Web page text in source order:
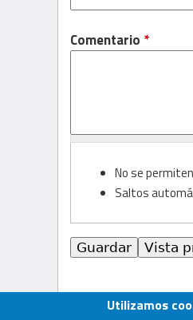
Comentario *
No se
Saltos
Utilizamos